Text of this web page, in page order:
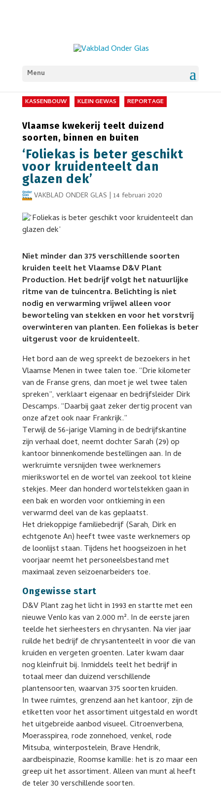
Menu
KASSENBOUW KLEIN GEWAS REPORTAGE
Vlaamse kwekerij teelt duizend
soorten, binnen en buiten
‘Foliekas is beter geschikt
voor kruidenteelt dan
glazen dek’
VAKBLAD ONDER GLAS | 14 februari 2020
Niet minder dan 375 verschillende soorten
kruiden teelt het Vlaamse D&V Plant
Production. Het bedrijf volgt het natuurlijke
ritme van de tuincentra. Belichting is niet
nodig en verwarming vrijwel alleen voor
beworteling van stekken en voor het vorstvrij
overwinteren van planten. Een foliekas is beter
uitgerust voor de kruidenteelt.
Het bord aan de weg spreekt de bezoekers in het
Vlaamse Menen in twee talen toe. “Drie kilometer
van de Franse grens, dan moet je wel twee talen
spreken”, verklaart eigenaar en bedrijfsleider Dirk
Descamps. “Daarbij gaat zeker dertig procent van
onze afzet ook naar Frankrijk.”
Terwijl de 56-jarige Vlaming in de bedrijfskantine
zijn verhaal doet, neemt dochter Sarah (29) op
kantoor binnenkomende bestellingen aan. In de
werkruimte versnijden twee werknemers
mierikswortel en de wortel van zeekool tot kleine
stekjes. Meer dan honderd wortelstekken gaan in
een bak en worden voor ontkieming in een
verwarmd deel van de kas geplaatst.
Het driekoppige familiebedrijf (Sarah, Dirk en
echtgenote An) heeft twee vaste werknemers op
de loonlijst staan. Tijdens het hoogseizoen in het
voorjaar neemt het personeelsbestand met
maximaal zeven seizoenarbeiders toe.
Ongewisse start
D&V Plant zag het licht in 1993 en startte met een
nieuwe Venlo kas van 2.000 m². In de eerste jaren
teelde het sierheesters en chrysanten. Na vier jaar
ruilde het bedrijf de chrysantenteelt in voor die van
kruiden en vergeten groenten. Later kwam daar
nog kleinfruit bij. Inmiddels teelt het bedrijf in
totaal meer dan duizend verschillende
plantensoorten, waarvan 375 soorten kruiden.
In twee ruimtes, grenzend aan het kantoor, zijn de
etiketten voor het assortiment uitgestald en wordt
het uitgebreide aanbod visueel. Citroenverbena,
Moerasspirea, rode zonnehoed, venkel, rode
Mitsuba, winterpostelein, Brave Hendrik,
aardbeispinazie, Roomse kamille: het is zo maar een
greep uit het assortiment. Alleen van munt al heeft
de teler 30 verschillende soorten.